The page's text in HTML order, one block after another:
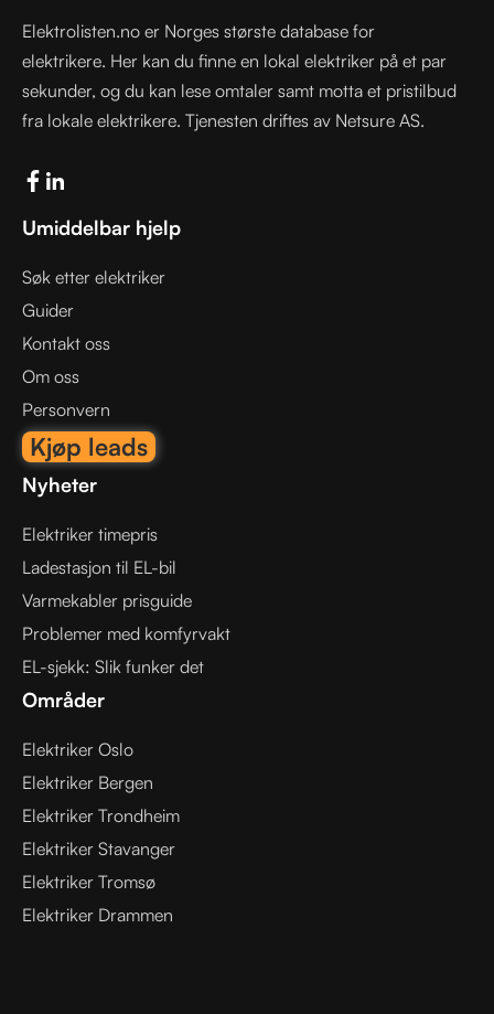
Elektrolisten.no er Norges største database for
elektrikere. Her kan du finne en lokal elektriker på et par
sekunder, og du kan lese omtaler samt motta et pristilbud
fra lokale elektrikere. Tjenesten driftes av Netsure AS.
Umiddelbar hjelp
Søk etter elektriker
Guider
Kontakt oss
Om oss
Personvern
Kjøp leads
Nyheter
Elektriker timepris
Ladestasjon til EL-bil
Varmekabler prisguide
Problemer med komfyrvakt
EL-sjekk: Slik funker det
Områder
Elektriker Oslo
Elektriker Bergen
Elektriker Trondheim
Elektriker Stavanger
Elektriker Tromsø
Elektriker Drammen